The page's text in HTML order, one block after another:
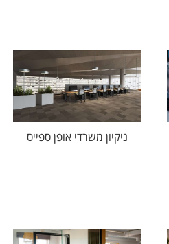
ניקיון משרדי אופן ספייס